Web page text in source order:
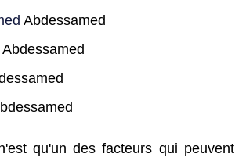
Abdessamed
Abdessamed
qu'un des facteurs qui peuvent